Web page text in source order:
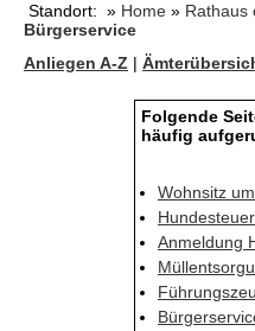
Standort: » Home » Rathaus
Bürgerservice
Anliegen A-Z |
Folgende
häufig
Wohnsitz
Hundesteuer
Anmeldung